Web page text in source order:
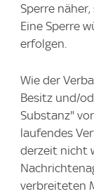
Sperre
Eine Sperre
erfolgen.
Wie der
Besitz und/
Substanz"
laufendes
derzeit nicht
verbreiteten